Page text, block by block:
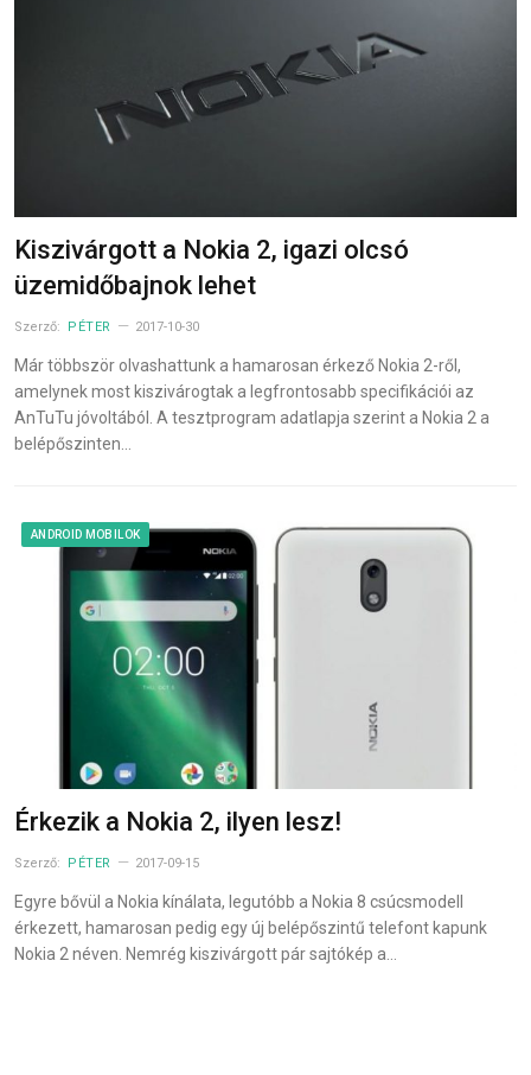
Kiszivárgott a Nokia 2, igazi olcsó
üzemidőbajnok lehet
Szerző: PÉTER 2017-10-30
Már többször olvashattunk a hamarosan érkező Nokia 2-ről,
amelynek most kiszivárogtak a legfrontosabb specifikációi az
AnTuTu jóvoltából. A tesztprogram adatlapja szerint a Nokia 2 a
belépőszinten…
ANDROID MOBILOK
Érkezik a Nokia 2, ilyen lesz!
Szerző: PÉTER 2017-09-15
Egyre bővül a Nokia kínálata, legutóbb a Nokia 8 csúcsmodell
érkezett, hamarosan pedig egy új belépőszintű telefont kapunk
Nokia 2 néven. Nemrég kiszivárgott pár sajtókép a…